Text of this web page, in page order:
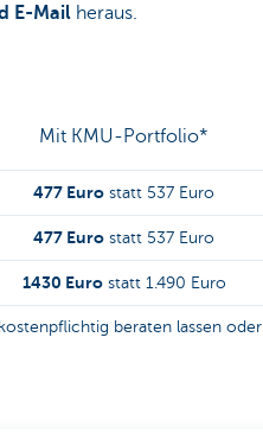
E-Mail heraus.
Mit KMU-Portfolio*
477 Euro statt 537 Euro
477 Euro statt 537 Euro
1430 Eurostatt 1.490 Euro
beraten lassen oder